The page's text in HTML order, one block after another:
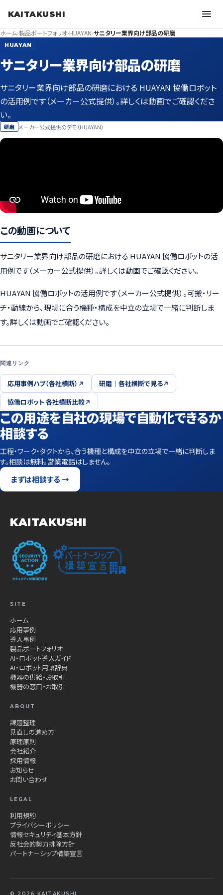
KAITAKUSHI
ホーム›製品ポートフォリオ›HUAYAN›サニタリー業界向け部品の研磨
HUAYAN
サニタリー業界向け部品の研磨
サニタリー業界向け部品の研磨における HUAYAN 協働ロボット
の活用例です（メーカー公式提供）。詳しくは動画でご確認くださ
い。
研磨 メーカー公式提供のデモ（HUAYAN）
この動画について
サニタリー業界向け部品の研磨における HUAYAN 協働ロボットの活
用例です（メーカー公式提供）。詳しくは動画でご確認ください。
HUAYAN 協働ロボットの活用例です（メーカー公式提供）。可搬・リー
チ・動線から、現場に合う機種・構成を中立の立場で一緒に判断しま
す。詳しくは動画でご確認ください。
関連リンク
応用事例ハブ（各社横断）
研磨｜各社横断で見る
協働ロボット 各社横断比較
この用途を自社の現場で自動化できるか
相談する
工程・ワーク・タクトから、合う機種と構成を中立の立場で一緒に判断しま
す。相談は無料。営業電話はしません。
まずは相談する →
KAITAKUSHI
SITE
ホーム
応用事例
導入事例
製品ポートフォリオ
AI・ロボット導入ガイド
AI・ロボット用語辞典
機器の供給・お取引
機器の窓口・お取引
ABOUT
課題整理
見直しの進め方
原理原則
会社紹介
採用情報
お知らせ
お問い合わせ
LEGAL
利用規約
プライバシーポリシー
情報セキュリティ基本方針
反社会的勢力排除方針
パートナーシップ構築宣言
© 2026 KAITAKUSHI